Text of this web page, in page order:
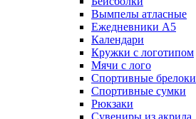
Вымпелы атласные
Ежедневники А5
Календари
Кружки с логотипом
Мячи с лого
Спортивные брелоки
Спортивные сумки
Рюкзаки
Сувениры из акрила